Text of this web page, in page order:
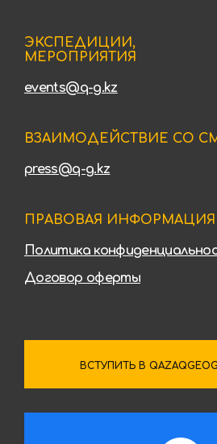
ЭКСПЕДИЦИИ,
МЕРОПРИЯТИЯ
events@q-g.kz
ВЗАИМОДЕЙСТВИЕ СО
press@q-g.kz
ПРАВОВАЯ ИНФОРМАЦИЯ
Политика
Договор оферты
ВСТУПИТЬ В